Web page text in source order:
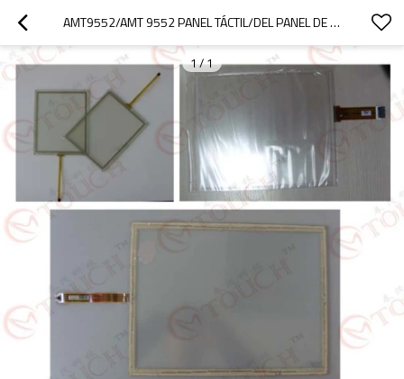
AMT9552/AMT 9552 PANEL TÁCTIL/DEL PANEL DE TACTO PARA AMT9552/9552 AMT
1/1